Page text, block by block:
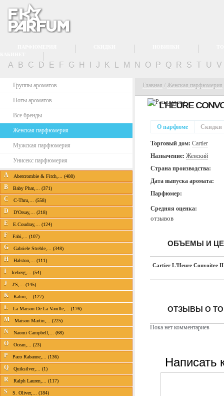
A B C D E F G H J K M N O P Q R S T U V
Группы ароматов
Ноты ароматов
Все бренды
Женская парфюмерия
Мужская парфюмерия
Унисекс парфюмерия
A Abercrombie & Fitch,... (408)
B Baby Phat,... (371)
C C-Thru,... (558)
D D'Orsay,... (218)
E E.Coudray,... (124)
F Fabi,... (107)
G Gabriele Strehle,... (348)
H Halston,... (111)
I Iceberg,... (54)
J J'S,... (145)
K Kaloo,... (127)
L La Maison De La Vanille,... (176)
M Maison Martin,... (225)
N Naomi Campbell,... (68)
O Ocean,... (23)
P Paco Rabanne,... (136)
Q Quiksilver,... (1)
R Ralph Lauren,... (117)
S S. Oliver,... (184)
Главная / Женская парфюмерия
L'HEURE
О парфюме
Торговый дом: Cartier
Назначение: Женский
Страна производства:
Дата выпуска аромата:
Парфюмер:
Средняя оценка:
отзывов
Скидки
ОБЪЕМЫ И
Cartier L'Heure Convoitee II
ОТЗЫВЫ О
Пока нет комментариев
Написать